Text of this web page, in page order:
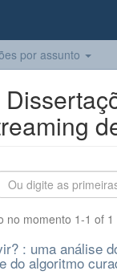
por assunto
no momento 1-1 of 1
: uma análise
do algoritmo